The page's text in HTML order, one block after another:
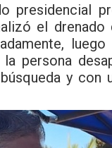
presidencial
el
persona
y con